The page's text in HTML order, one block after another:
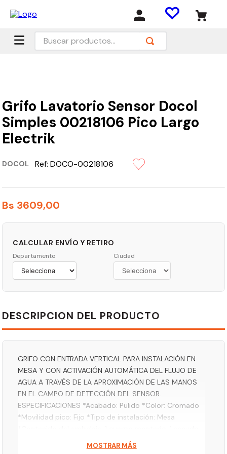
Buscar productos...
Grifo Lavatorio Sensor Docol
Simples 00218106 Pico Largo
Electrik
DOCOL Ref:DOCO-00218106
Bs 3609,00
CALCULAR ENVÍO Y RETIRO
Departamento Ciudad
DESCRIPCION DEL PRODUCTO
GRIFO CON ENTRADA VERTICAL PARA INSTALACIÓN EN
MESA Y CON ACTIVACIÓN AUTOMÁTICA DEL FLUJO DE
AGUA A TRAVÉS DE LA APROXIMACIÓN DE LAS MANOS
EN EL CAMPO DE DETECCIÓN DEL SENSOR.
ESPECIFICACIONES *Acabado: Pulido *Color: Cromado
*Movilidad pico: Fijo *Tipo de instalación: Mesa
montado, 1 válvula solenoide montada, 1 registro
regulador de flujo, 1 llave del aireador, 1 manual de
MOSTRAR MÁS